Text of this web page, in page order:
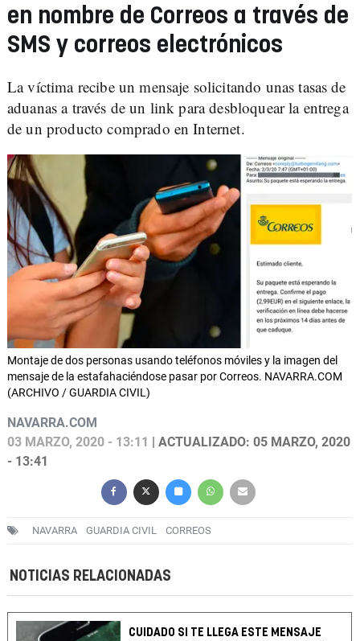
en nombre de Correos a través de
SMS y correos electrónicos
La víctima recibe un mensaje solicitando unas tasas de
aduanas a través de un link para desbloquear la entrega
de un producto comprado en Internet.
Montaje de dos personas usando teléfonos móviles y la imagen del
mensaje de la estafahaciéndose pasar por Correos. NAVARRA.COM
(ARCHIVO / GUARDIA CIVIL)
NAVARRA.COM
03 MARZO, 2020 - 13:11
| ACTUALIZADO: 05 MARZO, 2020
- 13:41
NAVARRA GUARDIA CIVIL CORREOS
NOTICIAS RELACIONADAS
CUIDADO SI TE LLEGA ESTE MENSAJE